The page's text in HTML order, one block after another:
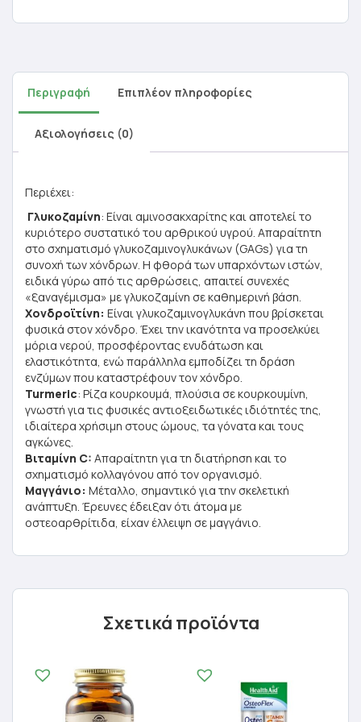
Περιγραφή Επιπλέον πληροφορίες
Αξιολογήσεις (0)
Περιέχει:
Γλυκοζαμίνη: Είναι αμινοσακχαρίτης και αποτελεί το
κυριότερο συστατικό του αρθρικού υγρού. Απαραίτητη
στο σχηματισμό γλυκοζαμινογλυκάνων (GAGs) για τη
συνοχή των χόνδρων. Η φθορά των υπαρχόντων ιστών,
ειδικά γύρω από τις αρθρώσεις, απαιτεί συνεχές
«ξαναγέμισμα» με γλυκοζαμίνη σε καθημερινή βάση.
Χονδροϊτίνη: Είναι γλυκοζαμινογλυκάνη που βρίσκεται
φυσικά στον χόνδρο. Έχει την ικανότητα να προσελκύει
μόρια νερού, προσφέροντας ενυδάτωση και
ελαστικότητα, ενώ παράλληλα εμποδίζει τη δράση
ενζύμων που καταστρέφουν τον χόνδρο.
Turmeric: Ρίζα κουρκουμά, πλούσια σε κουρκουμίνη,
γνωστή για τις φυσικές αντιοξειδωτικές ιδιότητές της,
ιδιαίτερα χρήσιμη στους ώμους, τα γόνατα και τους
αγκώνες.
Βιταμίνη C: Απαραίτητη για τη διατήρηση και το
σχηματισμό κολλαγόνου από τον οργανισμό.
Μαγγάνιο: Μέταλλο, σημαντικό για την σκελετική
ανάπτυξη. Έρευνες έδειξαν ότι άτομα με
οστεοαρθρίτιδα, είχαν έλλειψη σε μαγγάνιο.
Σχετικά προϊόντα